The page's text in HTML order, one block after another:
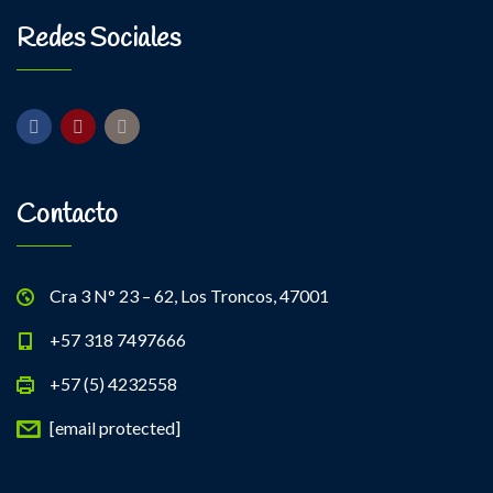
Redes Sociales
Contacto
Cra 3 N° 23 – 62, Los Troncos, 47001
+57 318 7497666
+57 (5) 4232558
[email protected]